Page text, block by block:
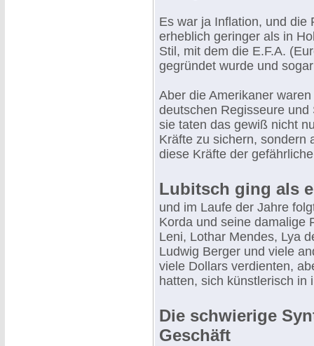
Es war ja Inflation, und die
erheblich geringer als in
Stil, mit dem die E.F.A.
gegründet wurde und
Aber die Amerikaner
deutschen Regisseure
sie taten das gewiß nicht
Kräfte zu sichern, sondern
diese Kräfte der
Lubitsch ging als
und im Laufe der Jahre
Korda und seine damalige
Leni, Lothar Mendes, Lya
Ludwig Berger und viele
viele Dollars verdienten,
hatten, sich künstlerisch in
Die schwierige
Geschäft